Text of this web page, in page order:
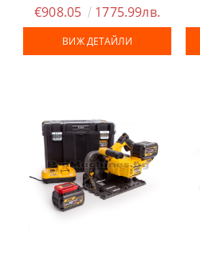
€908.05 1775.99лв.
ВИЖ ДЕТАЙЛИ